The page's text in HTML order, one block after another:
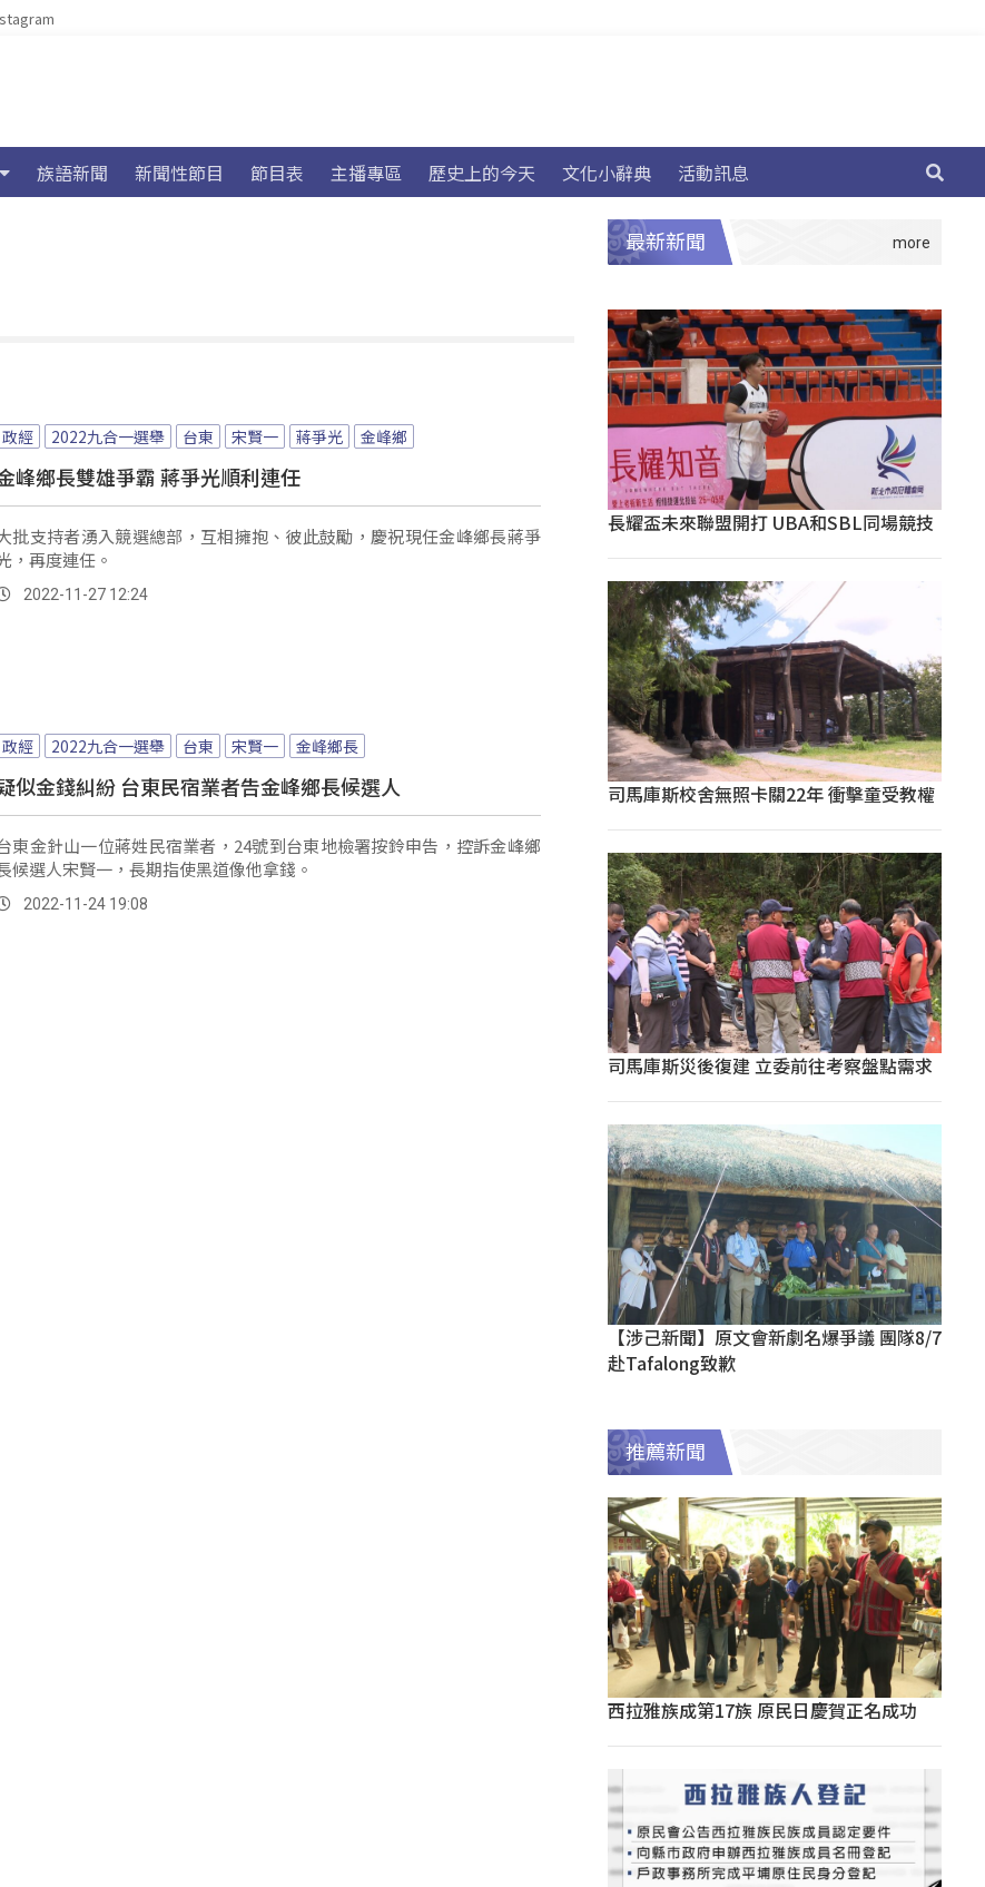
族語新聞 新聞性節目 節目表 主播專區 歷史上的今天 文化小辭典 活動訊息
政經 2022九合一選舉 台東 宋賢一 蔣爭光 金峰鄉
峰鄉長雙雄爭霸 蔣爭光順利連任
批支持者湧入競選總部，互相擁抱、彼此鼓勵，慶祝現任金峰鄉長蔣爭
，再度連任。
2022-11-27 12:24
政經 2022九合一選舉 台東 宋賢一 金峰鄉長
似金錢糾紛 台東民宿業者告金峰鄉長候選人
東金針山一位蔣姓民宿業者，24號到台東地檢署按鈴申告，控訴金峰鄉
候選人宋賢一，長期指使黑道像他拿錢。
2022-11-24 19:08
最新新聞
長耀盃未來聯盟開打 UBA和SBL同場競技
司馬庫斯校舍無照卡關22年 衝擊童受教權
司馬庫斯災後復建 立委前往考察盤點需求
【涉己新聞】原文會新劇名爆爭議 團隊8/7
赴Tafalong致歉
推薦新聞
西拉雅族成第17族 原民日慶賀正名成功